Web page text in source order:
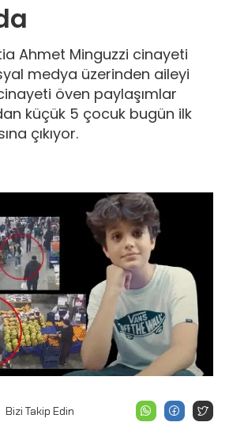
Ahmet Minguzzi cinayeti
medya üzerinden aileyi
öven paylaşımlar
küçük 5 çocuk bugün ilk
çıkıyor.
Bizi Takip Edin